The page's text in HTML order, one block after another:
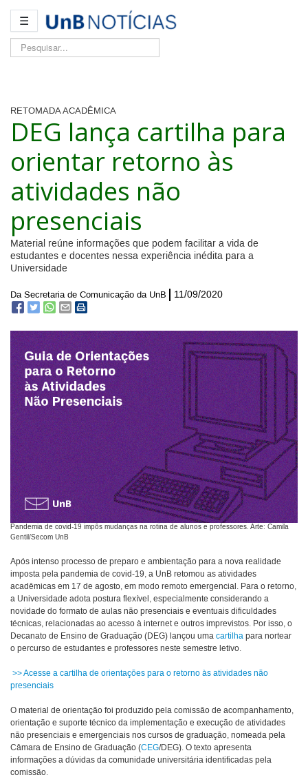
☰
Pesquisar...
RETOMADA ACADÊMICA
DEG lança cartilha para
orientar retorno às
atividades não
presenciais
Material reúne informações que podem facilitar a vida de
estudantes e docentes nessa experiência inédita para a
Universidade
Da Secretaria de Comunicação da UnB 11/09/2020
Pandemia de covid-19 impôs mudanças na rotina de alunos e professores. Arte: Camila
Gentil/Secom UnB
Após intenso processo de preparo e ambientação para a nova realidade
imposta pela pandemia de covid-19, a UnB retomou as atividades
acadêmicas em 17 de agosto, em modo remoto emergencial. Para o retorno,
a Universidade adota postura flexível, especialmente considerando a
novidade do formato de aulas não presenciais e eventuais dificuldades
técnicas, relacionadas ao acesso à internet e outros imprevistos. Por isso, o
Decanato de Ensino de Graduação (DEG) lançou uma cartilha para nortear
o percurso de estudantes e professores neste semestre letivo.
>> Acesse a cartilha de orientações para o retorno às atividades não
presenciais
O material de orientação foi produzido pela comissão de acompanhamento,
orientação e suporte técnico da implementação e execução de atividades
não presenciais e emergenciais nos cursos de graduação, nomeada pela
Câmara de Ensino de Graduação (CEG/DEG). O texto apresenta
informações a dúvidas da comunidade universitária identificadas pela
comissão.